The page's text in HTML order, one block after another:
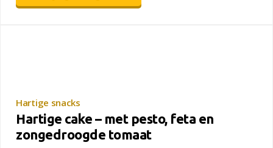
Hartige snacks
Hartige cake – met pesto, feta en
zongedroogde tomaat